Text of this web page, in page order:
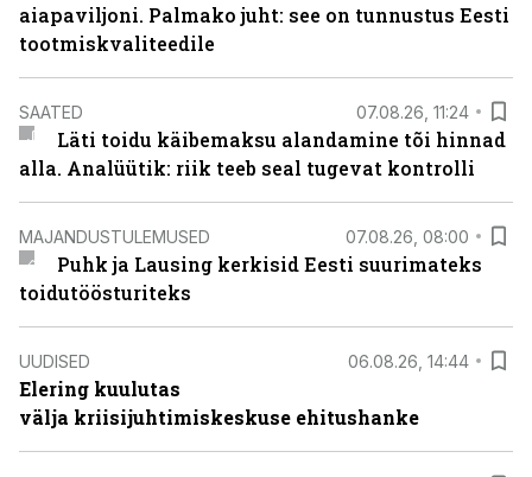
aiapaviljoni. Palmako juht: see on tunnustus Eesti
tootmiskvaliteedile
SAATED 07.08.26, 11:24
Läti toidu käibemaksu alandamine tõi hinnad
alla. Analüütik: riik teeb seal tugevat kontrolli
MAJANDUSTULEMUSED 07.08.26, 08:00
Puhk ja Lausing kerkisid Eesti suurimateks
toidutöösturiteks
UUDISED 06.08.26, 14:44
Elering kuulutas
välja kriisijuhtimiskeskuse ehitushanke